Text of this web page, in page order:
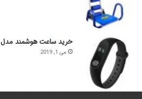
خرید ساعت هوشمند مدل M2 Smart Band
می 1, 2019